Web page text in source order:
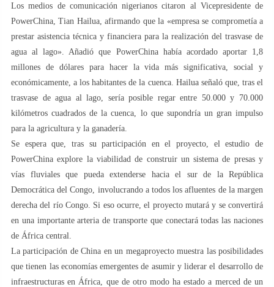
Los medios de comunicación nigerianos citaron al Vicepresidente de
PowerChina, Tian Hailua, afirmando que la «empresa se comprometía a
prestar asistencia técnica y financiera para la realización del trasvase de
agua al lago». Añadió que PowerChina había acordado aportar 1,8
millones de dólares para hacer la vida más significativa, social y
económicamente, a los habitantes de la cuenca. Hailua señaló que, tras el
trasvase de agua al lago, sería posible regar entre 50.000 y 70.000
kilómetros cuadrados de la cuenca, lo que supondría un gran impulso
para la agricultura y la ganadería.
Se espera que, tras su participación en el proyecto, el estudio de
PowerChina explore la viabilidad de construir un sistema de presas y
vías fluviales que pueda extenderse hacia el sur de la República
Democrática del Congo, involucrando a todos los afluentes de la margen
derecha del río Congo. Si eso ocurre, el proyecto mutará y se convertirá
en una importante arteria de transporte que conectará todas las naciones
de África central.
La participación de China en un megaproyecto muestra las posibilidades
que tienen las economías emergentes de asumir y liderar el desarrollo de
infraestructuras en África, que de otro modo ha estado a merced de un